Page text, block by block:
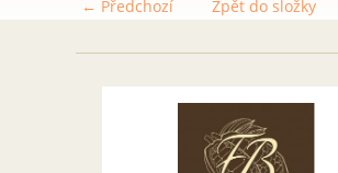
← Předchozí Zpět do složky